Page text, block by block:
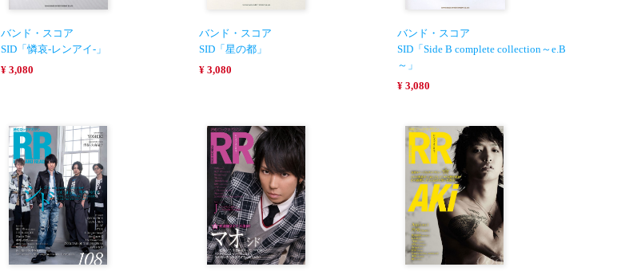
バンド・スコア
SID「憐哀-レンアイ-」
¥ 3,080
バンド・スコア
SID「星の都」
¥ 3,080
バンド・スコア
SID「Side B complete collection～e.B
～」
¥ 3,080